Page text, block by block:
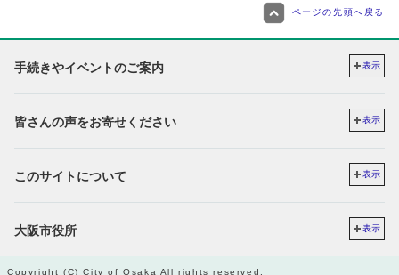
ページの先頭へ戻る
手続きやイベントのご案内 表示
皆さんの声をお寄せください 表示
このサイトについて 表示
大阪市役所 表示
Copyright (C) City of Osaka All rights reserved.